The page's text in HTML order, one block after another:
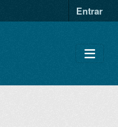
Entrar